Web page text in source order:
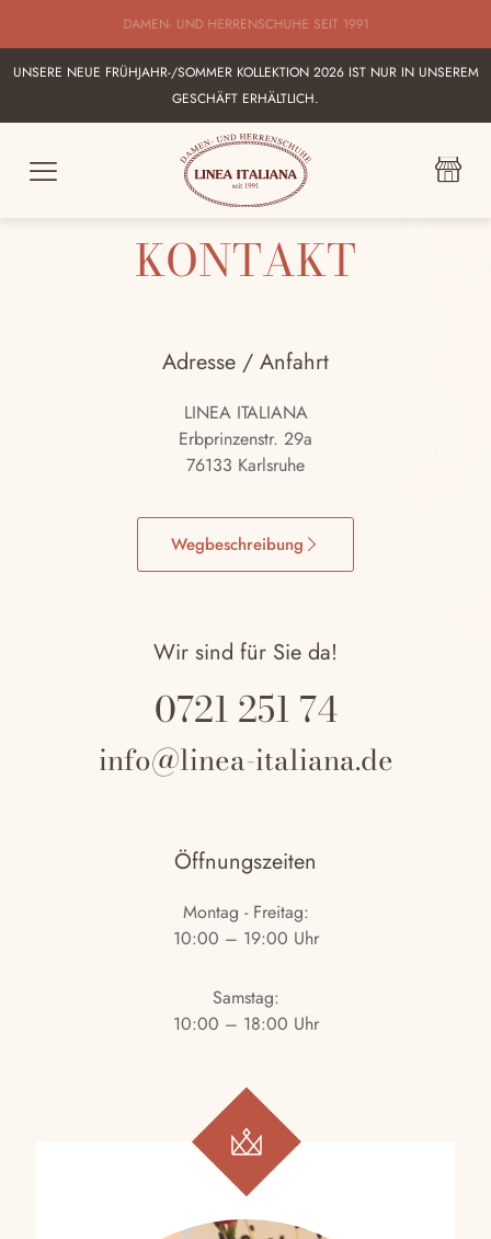
BESTE AUSWAHL AN ITALIENISCHEN DAMEN UND HERRENSHUHEN IN
KARLSRUHE
UNSERE NEUE FRÜHJAHR-/SOMMER KOLLEKTION 2026 IST NUR IN UNSEREM
GESCHÄFT ERHÄLTLICH.
LINEA ITALIANA
KONTAKT
Adresse / Anfahrt
LINEA ITALIANA
Erbprinzenstr. 29a
76133 Karlsruhe
Wegbeschreibung
Wir sind für Sie da!
0721 251 74
info@linea-italiana.de
Öffnungszeiten
Montag - Freitag:
10:00 – 19:00 Uhr
Samstag:
10:00 – 18:00 Uhr